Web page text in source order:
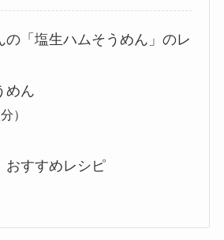
の「塩生ハムそうめん」のレ
めん
）
おすすめレシピ